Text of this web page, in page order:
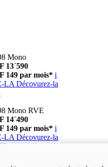
Mono
13´590
149 par mois* i
LA Décovurez-la
Mono RVE
14´490
149 par mois* i
LA Décovurez-la
Mono Nera